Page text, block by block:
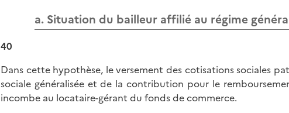
a. Situation du bailleur affilié au régime
40
Dans cette hypothèse, le versement des cotisations sociales
sociale généralisée et de la contribution pour le
incombe au locataire-gérant du fonds de commerce.